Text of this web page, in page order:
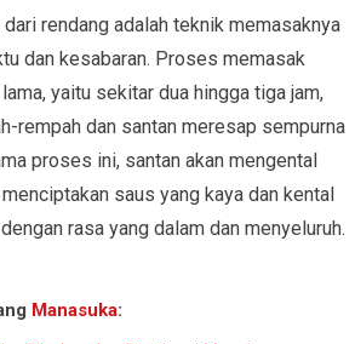
rendang adalah teknik memasaknya
dan kesabaran. Proses memasak
yaitu sekitar dua hingga tiga jam,
rempah dan santan meresap sempurna
proses ini, santan akan mengental
saus yang kaya dan kental
rasa yang dalam dan menyeluruh.
Manasuka: